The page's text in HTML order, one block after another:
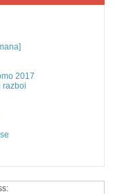
2017
razboi